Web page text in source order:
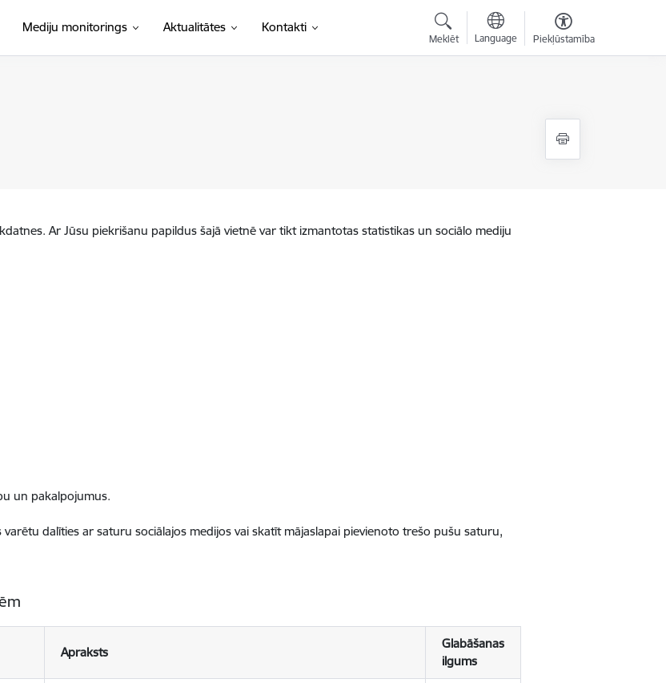
Mediju monitorings Aktualitātes Kontakti
Meklēt Language Piekļūstamība
Ar Jūsu piekrišanu papildus šajā vietnē var tikt izmantotas statistikas un sociālo mediju
un pakalpojumus.
dalīties ar saturu sociālajos medijos vai skatīt mājaslapai pievienoto trešo pušu saturu,
Apraksts
Glabāšanas
ilgums